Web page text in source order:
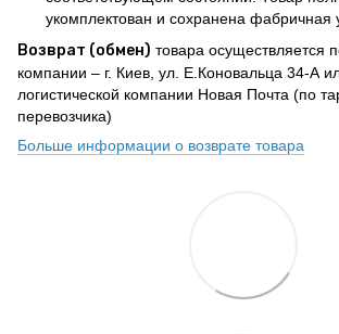
укомплектован и сохранена фабричная
Возврат (обмен) товара осуществляется
компании – г. Киев, ул. Е.Коновальца 34-А
логистической компании Новая Почта (по
перевозчика)
Больше информации о возврате товара